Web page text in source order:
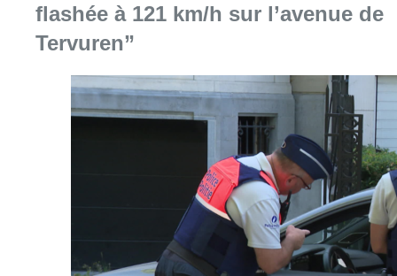
flashée à 121 km/h sur l’avenue de
Tervuren”